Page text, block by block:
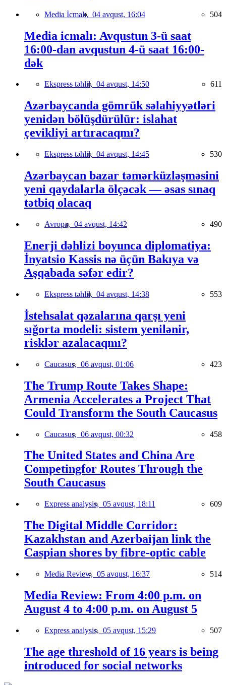
Media İcmalı, 04 avqust, 16:04 504
Media icmalı: Avqustun 3-ü saat
16:00-dan avqustun 4-ü saat 16:00-
dək
Ekspress təhlil, 04 avqust, 14:50 611
Azərbaycanda gömrük səlahiyyətləri
yenidən bölüşdürülür: islahat
çevikliyi artıracaqmı?
Ekspress təhlil, 04 avqust, 14:45 530
Azərbaycan bazar təmərküzləşməsini
yeni qaydalarla ölçəcək — əsas sınaq
tətbiq olacaq
Avropa, 04 avqust, 14:42 490
Enerji dəhlizi boyunca diplomatiya:
İnyatsio Kassis nə üçün Bakıya və
Aşqabada səfər edir?
Ekspress təhlil, 04 avqust, 14:38 553
İstehsalat qəzalarına qarşı yeni
sığorta modeli: sistem yenilənir,
risklər azalacaqmı?
Caucasus, 06 avqust, 01:06 423
The Trump Route Takes Shape:
Armenia Accelerates a Project That
Could Transform the South Caucasus
Caucasus, 06 avqust, 00:32 458
The United States and China Are
Competingfor Routes Through the
South Caucasus
Express analysis, 05 avqust, 18:11 609
The Digital Middle Corridor:
Kazakhstan and Azerbaijan link the
Caspian shores by fibre-optic cable
Media Review, 05 avqust, 16:37 514
Media Review: From 4:00 p.m. on
August 4 to 4:00 p.m. on August 5
Express analysis, 05 avqust, 15:29 507
The age threshold of 16 years is being
introduced for social networks